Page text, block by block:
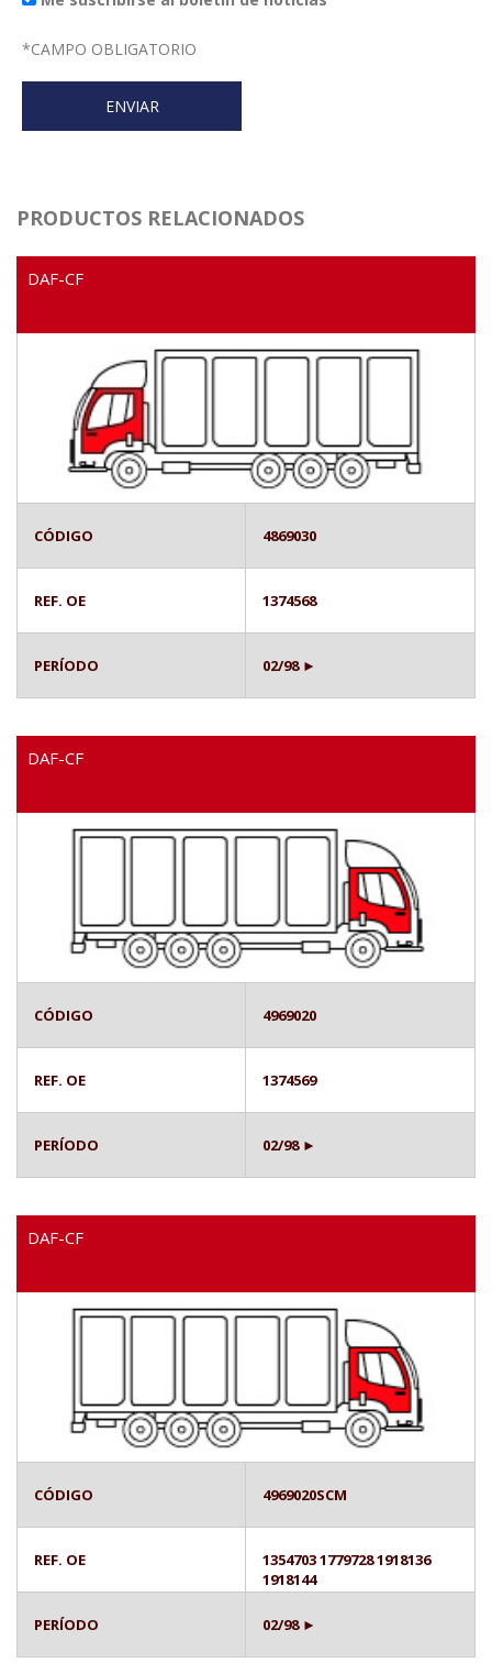
*CAMPO OBLIGATORIO
PRODUCTOS RELACIONADOS
DAF-CF
CÓDIGO 4869030
REF. OE 1374568
PERÍODO 02/98 ►
DAF-CF
CÓDIGO 4969020
REF. OE 1374569
PERÍODO 02/98 ►
DAF-CF
CÓDIGO 4969020SCM
REF. OE
1354703 1779728 1918136
1918144
PERÍODO 02/98 ►